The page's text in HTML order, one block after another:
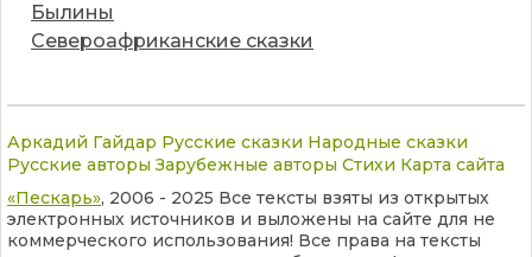
Былины
Североафриканские сказки
Аркадий Гайдар Русские сказки Народные сказки
Русские авторы Зарубежные авторы Стихи Карта сайта
«Пескарь», 2006 - 2025 Все тексты взяты из открытых
электронных источников и выложены на сайте для не
коммерческого использования! Все права на тексты